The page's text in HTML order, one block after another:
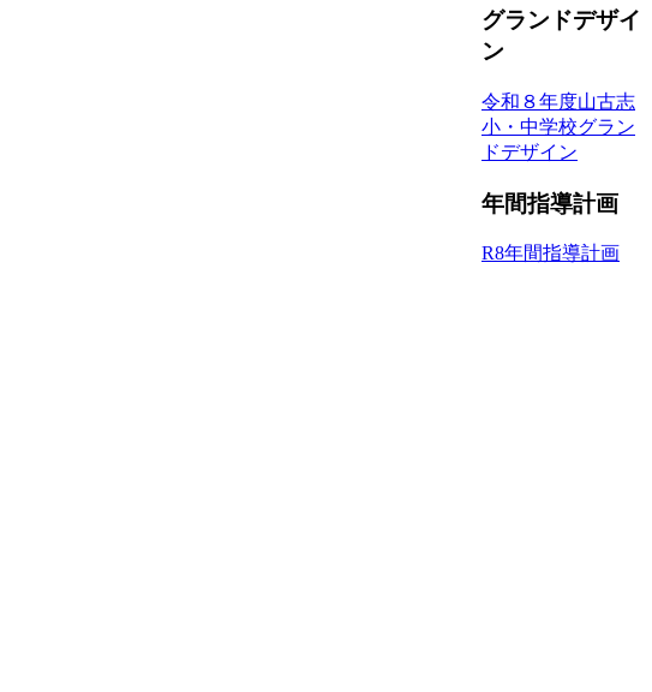
グランドデザイ
ン
令和８年度山古志
小・中学校グラン
ドデザイン
年間指導計画
R8年間指導計画